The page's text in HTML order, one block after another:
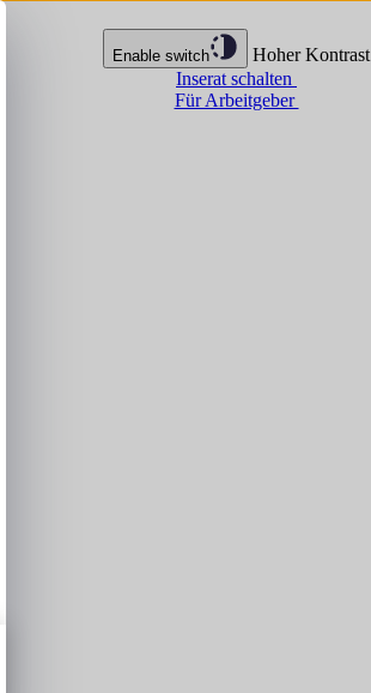
Enable switch
Hoher Kontrast
Inserat schalten
Für Arbeitgeber